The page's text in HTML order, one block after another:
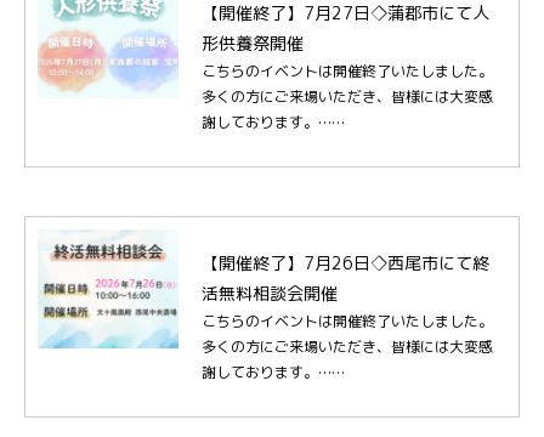
【開催終了】7月27日◇蒲郡市にて人
形供養祭開催
こちらのイベントは開催終了いたしました。
多くの方にご来場いただき、皆様には大変感
謝しております。……
【開催終了】7月26日◇西尾市にて終
活無料相談会開催
こちらのイベントは開催終了いたしました。
多くの方にご来場いただき、皆様には大変感
謝しております。……